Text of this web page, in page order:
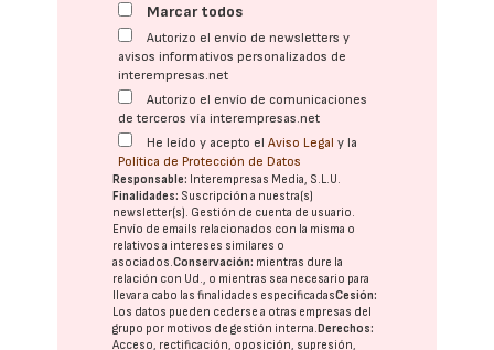
Marcar todos
Autorizo el envío de newsletters y
avisos informativos personalizados de
interempresas.net
Autorizo el envío de comunicaciones
de terceros vía interempresas.net
He leído y acepto elAviso Legal y la
Política de Protección de Datos
Responsable: Interempresas Media, S.L.U.
Finalidades: Suscripción a nuestra(s)
newsletter(s). Gestión de cuenta de usuario.
Envío de emails relacionados con la misma o
relativos a intereses similares o
asociados.Conservación: mientras dure la
relación con Ud., o mientras sea necesario para
llevar a cabo las finalidades especificadasCesión:
Los datos pueden cederse a otras empresas del
grupo por motivos de gestión interna.Derechos:
Acceso, rectificación, oposición, supresión,